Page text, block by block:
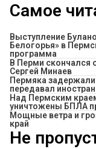
Самое
Выступление
Белогорья» в
программа
В Перми скончался
Сергей Минаев
Пермяка
передавал
Над Пермским
уничтожены БПЛА
Мощные ветра и
край
Не